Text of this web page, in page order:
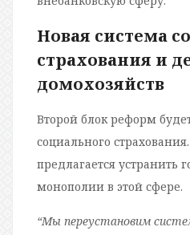
Новая система
страхования и
домохозяйств
Второй блок реформ
социального
предлагается устранить
монополии в этой сфере.
“Мы переустановим